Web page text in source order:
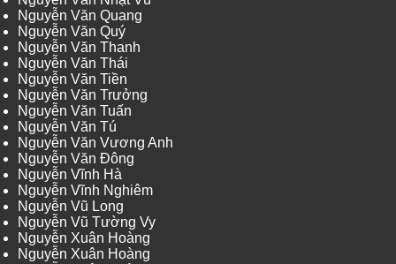
Nguyễn Văn Quang
Nguyễn Văn Quý
Nguyễn Văn Thanh
Nguyễn Văn Thái
Nguyễn Văn Tiền
Nguyễn Văn Trưởng
Nguyễn Văn Tuấn
Nguyễn Văn Tú
Nguyễn Văn Vương Anh
Nguyễn Văn Đông
Nguyễn Vĩnh Hà
Nguyễn Vĩnh Nghiêm
Nguyễn Vũ Long
Nguyễn Vũ Tường Vy
Nguyễn Xuân Hoàng
Nguyễn Xuân Hoàng